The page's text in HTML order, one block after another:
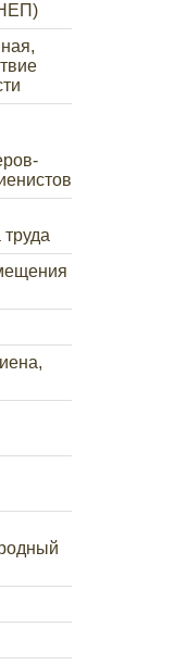
труда